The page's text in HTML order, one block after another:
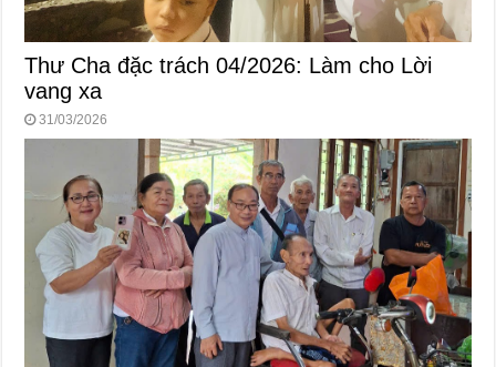
Thư Cha đặc trách 04/2026: Làm cho Lời
vang xa
31/03/2026